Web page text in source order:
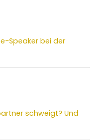
Speaker bei der
schweigt? Und